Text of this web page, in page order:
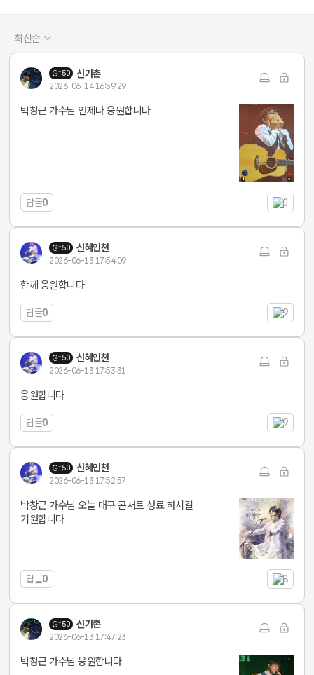
최신순
50 신기촌
2026-06-14 16:59:29
박창근 가수님 언제나 응원합니다
답글0 0
50 신혜인천
2026-06-13 17:54:09
함께 응원합니다
답글0 9
50 신혜인천
2026-06-13 17:53:31
응원합니다
답글0 9
50 신혜인천
2026-06-13 17:52:57
박창근 가수님 오늘 대구 콘서트 성료 하시길
기원합니다
답글0 8
50 신기촌
2026-06-13 17:47:23
박창근 가수님 응원합니다